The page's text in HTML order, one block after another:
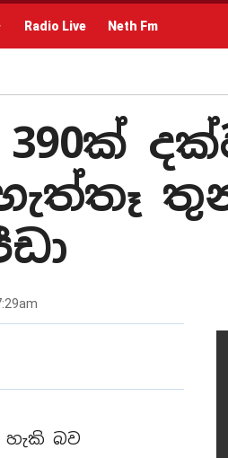
Radio Live Neth Fm
බව